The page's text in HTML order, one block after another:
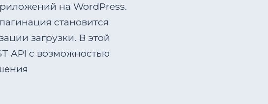
на WordPress.
становится
загрузки. В этой
API с возможностью